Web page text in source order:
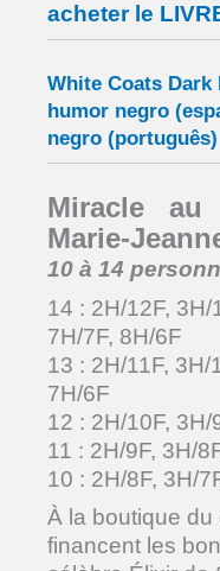
acheter le
White Coats Dark
humor negro
negro (português)
Miracle au
Marie-
10 à 14
14 : 2H/12F, 3H/
7H/7F, 8H/6F
13 : 2H/11F, 3H/
7H/6F
12 : 2H/10F, 3H/
11 : 2H/9F, 3H/
10 : 2H/8F, 3H/
À la boutique
financent les